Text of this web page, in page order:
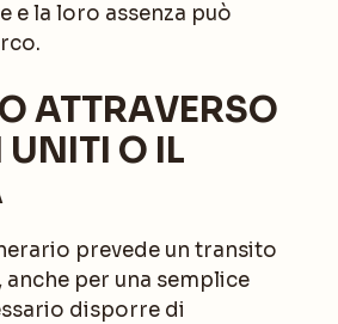
e la loro assenza può
ATTRAVERSO
UNITI O IL
prevede un transito
per una semplice
disporre di